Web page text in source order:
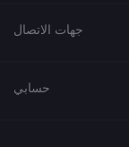
جهات الاتصال
حسابي